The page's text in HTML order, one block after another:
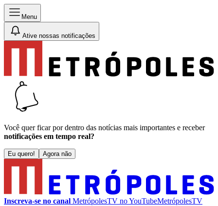
Menu
Ative nossas notificações
Você quer ficar por dentro das notícias mais importantes e receber
notificações em tempo real?
Eu quero! Agora não
Inscreva-se no canal MetrópolesTV noYouTubeMetrópolesTV